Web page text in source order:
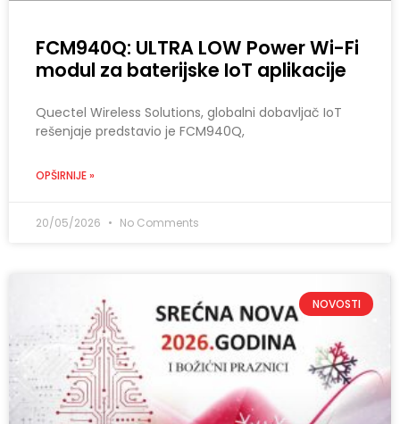
FCM940Q: ULTRA LOW Power Wi-Fi
modul za baterijske IoT aplikacije
Quectel Wireless Solutions, globalni dobavljač IoT
rešenjaje predstavio je FCM940Q,
OPŠIRNIJE »
20/05/2026 No Comments
NOVOSTI